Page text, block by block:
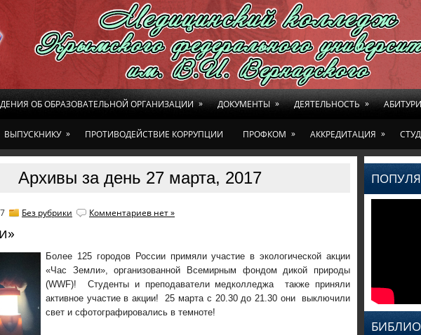
ОБ ОБРАЗОВАТЕЛЬНОЙ ОРГАНИЗАЦИИ » ДОКУМЕНТЫ » ДЕЯТЕЛЬНОСТЬ »
ВЫПУСКНИКУ » ПРОТИВОДЕЙСТВИЕ КОРРУПЦИИ ПРОФКОМ » АККРЕДИТАЦИЯ »
Архивы за день 27 марта, 2017
Без рубрики Комментариев нет »
Более 125 городов России примяли участие в экологической акции
«Час Земли», организованной Всемирным фондом дикой природы
(WWF)! Студенты и преподаватели медколледжа также приняли
активное участие в акции! 25 марта с 20.30 до 21.30 они выключили
свет и сфотографировались в темноте!